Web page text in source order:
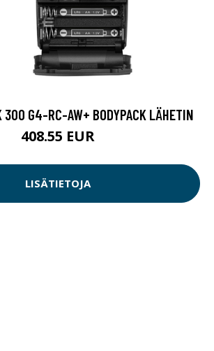
300 G4-RC-AW+ BODYPACK LÄHETIN
408.55 EUR
LISÄTIETOJA